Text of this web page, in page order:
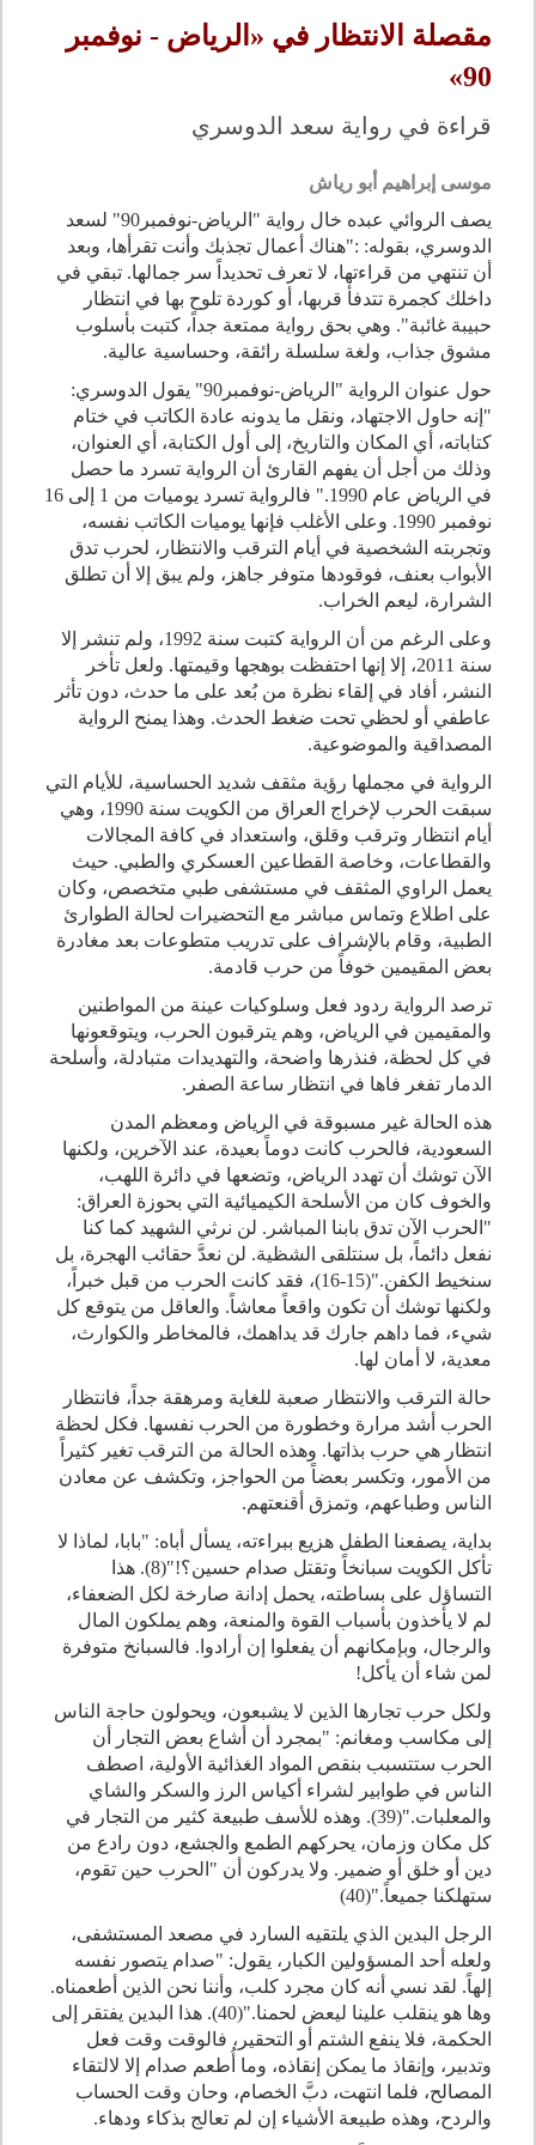
مقصلة الانتظار في «الرياض - نوفمبر
90»
قراءة في رواية سعد الدوسري
موسى إبراهيم أبو رياش
يصف الروائي عبده خال رواية "الرياض-نوفمبر90" لسعد
الدوسري، بقوله: :"هناك أعمال تجذبك وأنت تقرأها، وبعد
أن تنتهي من قراءتها، لا تعرف تحديداً سر جمالها. تبقي في
داخلك كجمرة تتدفأ قربها، أو كوردة تلوح بها في انتظار
حبيبة غائبة". وهي بحق رواية ممتعة جداً، كتبت بأسلوب
مشوق جذاب، ولغة سلسلة رائقة، وحساسية عالية.
حول عنوان الرواية "الرياض-نوفمبر90" يقول الدوسري:
"إنه حاول الاجتهاد، ونقل ما يدونه عادة الكاتب في ختام
كتاباته، أي المكان والتاريخ، إلى أول الكتابة، أي العنوان،
وذلك من أجل أن يفهم القارئ أن الرواية تسرد ما حصل
في الرياض عام 1990
.
" فالرواية تسرد يوميات من 1 إلى 16
نوفمبر 1990. وعلى الأغلب فإنها يوميات الكاتب نفسه،
وتجربته الشخصية في أيام الترقب والانتظار، لحرب تدق
الأبواب بعنف، فوقودها متوفر جاهز، ولم يبق إلا أن تطلق
الشرارة، ليعم الخراب.
وعلى الرغم من أن الرواية كتبت سنة 1992، ولم تنشر إلا
سنة 2011، إلا إنها احتفظت بوهجها وقيمتها. ولعل تأخر
النشر، أفاد في إلقاء نظرة من بُعد على ما حدث، دون تأثر
عاطفي أو لحظي تحت ضغط الحدث. وهذا يمنح الرواية
المصداقية والموضوعية.
الرواية في مجملها رؤية مثقف شديد الحساسية، للأيام التي
سبقت الحرب لإخراج العراق من الكويت سنة 1990، وهي
أيام انتظار وترقب وقلق، واستعداد في كافة المجالات
والقطاعات، وخاصة القطاعين العسكري والطبي. حيث
يعمل الراوي المثقف في مستشفى طبي متخصص، وكان
على اطلاع وتماس مباشر مع التحضيرات لحالة الطوارئ
الطبية، وقام بالإشراف على تدريب متطوعات بعد مغادرة
بعض المقيمين خوفاً من حرب قادمة.
ترصد الرواية ردود فعل وسلوكيات عينة من المواطنين
والمقيمين في الرياض، وهم يترقبون الحرب، ويتوقعونها
في كل لحظة، فنذرها واضحة، والتهديدات متبادلة، وأسلحة
الدمار تفغر فاها في انتظار ساعة الصفر.
هذه الحالة غير مسبوقة في الرياض ومعظم المدن
السعودية، فالحرب كانت دوماً بعيدة، عند الآخرين، ولكنها
الآن توشك أن تهدد الرياض، وتضعها في دائرة اللهب،
والخوف كان من الأسلحة الكيميائية التي بحوزة العراق:
"الحرب الآن تدق بابنا المباشر. لن نرثي الشهيد كما كنا
نفعل دائماً، بل سنتلقى الشظية. لن نعدَّ حقائب الهجرة، بل
سنخيط الكفن."(15-16)، فقد كانت الحرب من قبل خبراً،
ولكنها توشك أن تكون واقعاً معاشاً. والعاقل من يتوقع كل
شيء، فما داهم جارك قد يداهمك، فالمخاطر والكوارث،
معدية، لا أمان لها.
حالة الترقب والانتظار صعبة للغاية ومرهقة جداً، فانتظار
الحرب أشد مرارة وخطورة من الحرب نفسها. فكل لحظة
انتظار هي حرب بذاتها. وهذه الحالة من الترقب تغير كثيراً
من الأمور، وتكسر بعضاً من الحواجز، وتكشف عن معادن
الناس وطباعهم، وتمزق أقنعتهم.
بداية، يصفعنا الطفل هزيع ببراءته، يسأل أباه: "بابا، لماذا لا
تأكل الكويت سبانخاً وتقتل صدام حسين؟!"(8). هذا
التساؤل على بساطته، يحمل إدانة صارخة لكل الضعفاء،
لم لا يأخذون بأسباب القوة والمنعة، وهم يملكون المال
والرجال، وبإمكانهم أن يفعلوا إن أرادوا. فالسبانخ متوفرة
لمن شاء أن يأكل!
ولكل حرب تجارها الذين لا يشبعون، ويحولون حاجة الناس
إلى مكاسب ومغانم: "بمجرد أن أشاع بعض التجار أن
الحرب ستتسبب بنقص المواد الغذائية الأولية، اصطف
الناس في طوابير لشراء أكياس الرز والسكر والشاي
والمعلبات."(39). وهذه للأسف طبيعة كثير من التجار في
كل مكان وزمان، يحركهم الطمع والجشع، دون رادع من
دين أو خلق أو ضمير. ولا يدركون أن "الحرب حين تقوم،
ستهلكنا جميعاً."(40)
الرجل البدين الذي يلتقيه السارد في مصعد المستشفى،
ولعله أحد المسؤولين الكبار، يقول: "صدام يتصور نفسه
إلهاً. لقد نسي أنه كان مجرد كلب، وأننا نحن الذين أطعمناه.
وها هو ينقلب علينا ليعض لحمنا."(40). هذا البدين يفتقر إلى
الحكمة، فلا ينفع الشتم أو التحقير، فالوقت وقت فعل
وتدبير، وإنقاذ ما يمكن إنقاذه، وما أُطعم صدام إلا لالتقاء
المصالح، فلما انتهت، دبَّ الخصام، وحان وقت الحساب
والردح، وهذه طبيعة الأشياء إن لم تعالج بذكاء ودهاء.